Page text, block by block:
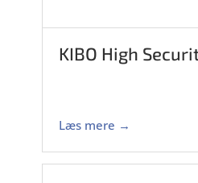
KIBO High
Læs mere →